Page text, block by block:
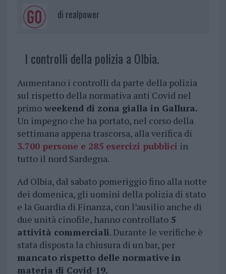
di realpower
I controlli della polizia a Olbia.
Aumentano i controlli da parte della polizia
sul rispetto della normativa anti Covid nel
primoweekend di zona gialla in Gallura.
Un impegno che ha portato, nel corso della
settimana appena trascorsa, alla verifica di
3.700 persone e 285 esercizi pubblici in
tutto il nord Sardegna.
Ad Olbia, dal sabato pomeriggio fino alla notte
dei domenica, gli uomini della polizia di stato
e la Guardia di Finanza, con l’ausilio anche di
due unità cinofile, hanno controllato 5
attività commerciali. Durante le verifiche è
stata disposta la chiusura di un bar, per
mancato rispetto delle normative in
materia di Covid-19.